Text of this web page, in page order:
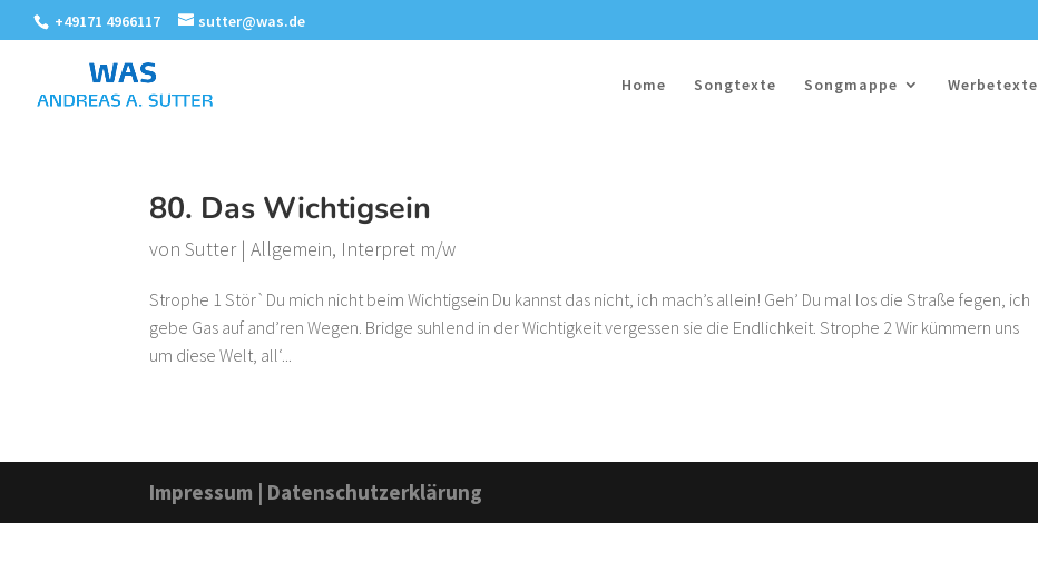
+49171 4966117 sutter@was.de
Home Songtexte Songmappe Werbetexte
80. Das Wichtigsein
vonSutter|Allgemein, Interpret m/w
Strophe 1 Stör`Du mich nicht beim Wichtigsein Du kannst das nicht, ich mach’s allein! Geh’ Du mal los die Straße fegen, ich
gebe Gas auf and’ren Wegen. Bridge suhlend in der Wichtigkeit vergessen sie die Endlichkeit. Strophe 2 Wir kümmern uns
um diese Welt, all‘...
Impressum | Datenschutzerklärung